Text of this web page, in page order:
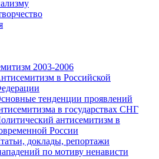
2003-2006
в Российской
тенденции проявлений
в государствах СНГ
антисемитизм в
России
доклады, репортажи
по мотиву ненависти